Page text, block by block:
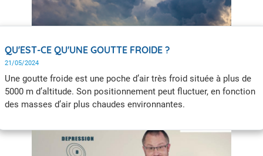
QU'EST-CE QU'UNE GOUTTE FROIDE ?
21/05/2024
Une goutte froide est une poche d’air très froid située à plus de
5000 m d’altitude. Son positionnement peut fluctuer, en fonction
des masses d’air plus chaudes environnantes.